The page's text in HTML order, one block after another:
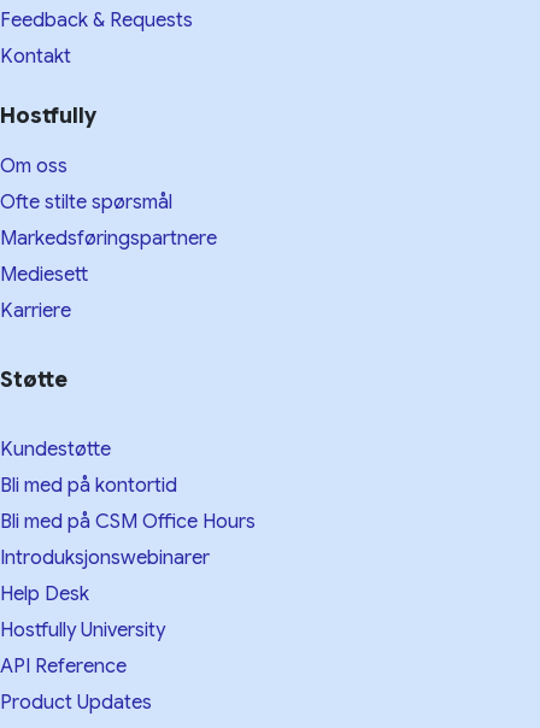
Feedback & Requests
Kontakt
Hostfully
Om oss
Ofte stilte spørsmål
Markedsføringspartnere
Mediesett
Karriere
Støtte
Kundestøtte
Bli med på kontortid
Bli med på CSM Office Hours
Introduksjonswebinarer
Help Desk
Hostfully University
API Reference
Product Updates